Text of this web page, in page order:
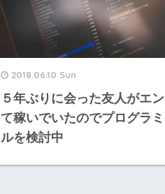
2018.06.10 Sun
５年ぶりに会った友人がエ
て稼いでいたのでプログラ
ルを検討中